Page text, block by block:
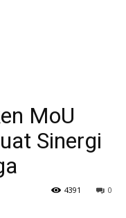
MoU
Sinergi
0
4391